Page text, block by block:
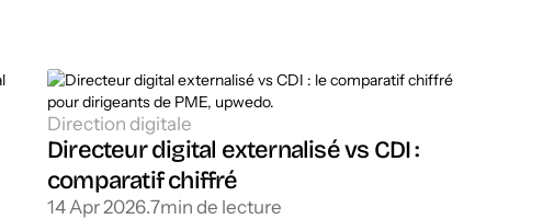
Direction digitale
Directeur digital externalisé vs CDI :
comparatif chiffré
14 Apr 2026.7min de lecture